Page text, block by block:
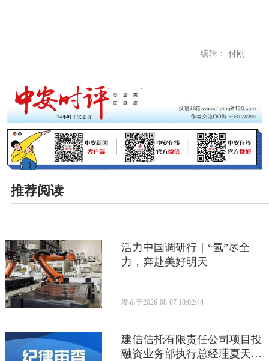
编辑： 付刚
推荐阅读
活力中国调研行｜“氢”尽全
力，奔赴美好明天
发布于2026-08-07 18:02:44
建信信托有限责任公司项目投
融资业务部执行总经理夏天接